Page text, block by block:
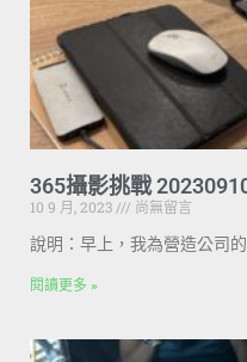
365攝影挑戰
10 9 月, 2023
尚無留言
說明：早上，我為營造公司
閱讀更多 »